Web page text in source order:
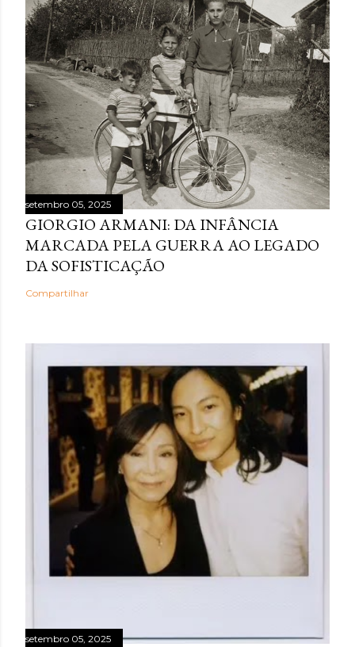
setembro 05, 2025
GIORGIO ARMANI: DA INFÂNCIA
MARCADA PELA GUERRA AO LEGADO
DA SOFISTICAÇÃO
Compartilhar
setembro 05, 2025